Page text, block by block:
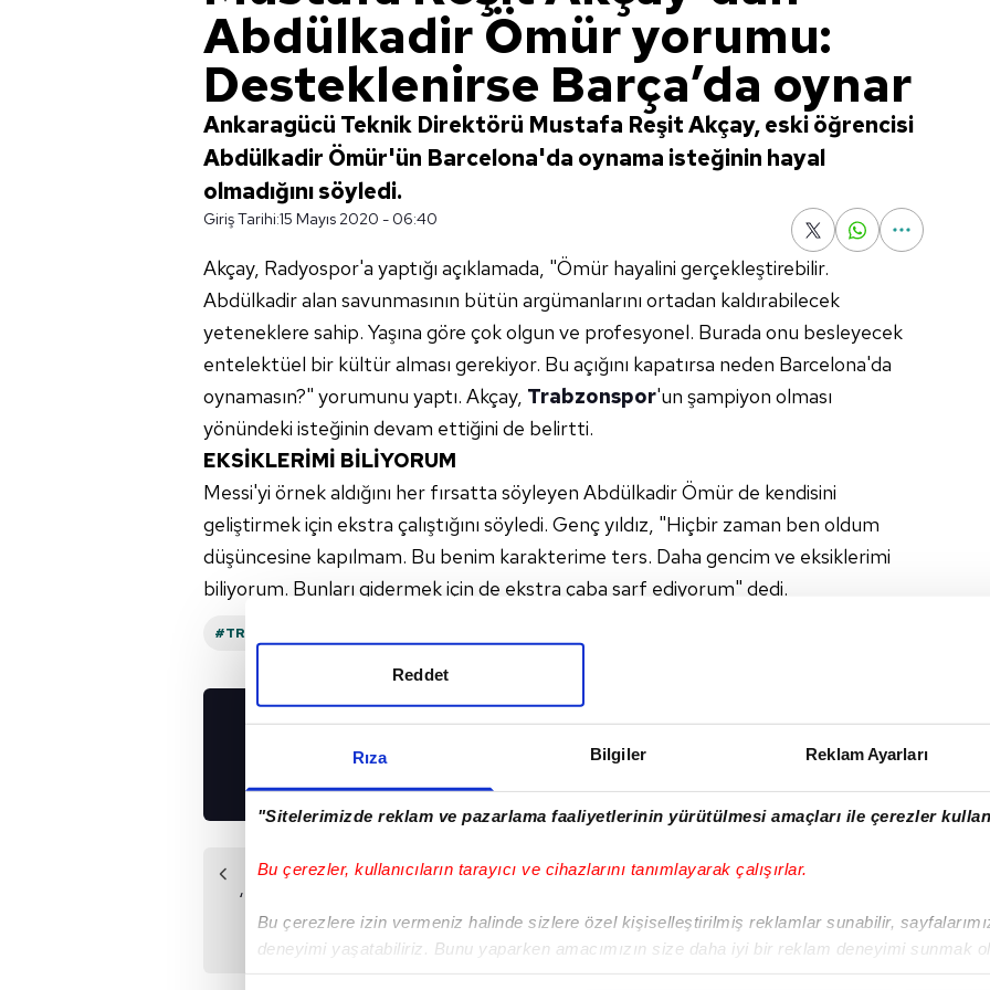
Rıza Bilgiler Reklam Ayarları
"Sitelerimizde reklam ve pazarlama faaliyetlerinin yürütülmesi amaçları ile çerezler
Bu çerezler, kullanıcıların tarayıcı ve cihazlarını tanımlayarak çalışırlar.
Bu çerezlere izin vermeniz halinde sizlere özel kişiselleştirilmiş reklamlar sunabilir,
deneyimi yaşatabiliriz. Bunu yaparken amacımızın size daha iyi bir reklam deneyimi sunmak
Reddet
Abdülkadir Ömür yorumu:
Desteklenirse Barça’da oynar
Ankaragücü Teknik Direktörü Mustafa Reşit Akçay, eski öğrencisi
Abdülkadir Ömür'ün Barcelona'da oynama isteğinin hayal
olmadığını söyledi.
Giriş Tarihi:15 Mayıs 2020 - 06:40
Akçay, Radyospor'a yaptığı açıklamada, "Ömür hayalini gerçekleştirebilir.
Abdülkadir alan savunmasının bütün argümanlarını ortadan kaldırabilecek
yeteneklere sahip. Yaşına göre çok olgun ve profesyonel. Burada onu besleyecek
entelektüel bir kültür alması gerekiyor. Bu açığını kapatırsa neden Barcelona'da
oynamasın?" yorumunu yaptı. Akçay, Trabzonspor'un şampiyon olması
yönündeki isteğinin devam ettiğini de belirtti.
EKSİKLERİMİ BİLİYORUM
Messi'yi örnek aldığını her fırsatta söyleyen Abdülkadir Ömür de kendisini
geliştirmek için ekstra çalıştığını söyledi. Genç yıldız, "Hiçbir zaman ben oldum
düşüncesine kapılmam. Bu benim karakterime ters. Daha gencim ve eksiklerimi
biliyorum. Bunları gidermekiçin de ekstra çaba sarf ediyorum" dedi.
#TRABZONSPOR
İNDİRİN!
Önceki Haber
‘Bay Beyin’ değerini
3’e katladı
Sonraki Haber